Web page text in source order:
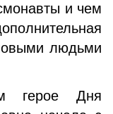
и чем
людьми
герое Дня